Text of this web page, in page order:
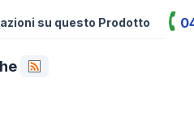
su questo Prodotto